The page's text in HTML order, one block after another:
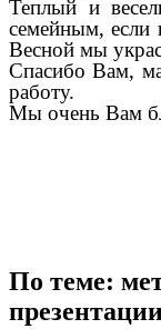
Теплый и
семейным, если
Весной мы
Спасибо Вам,
работу.
Мы очень Вам
По теме: